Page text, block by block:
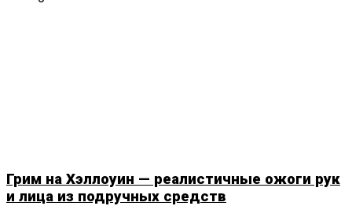
Грим на Хэллоуин — реалистичные ожоги рук
и лица из подручных средств